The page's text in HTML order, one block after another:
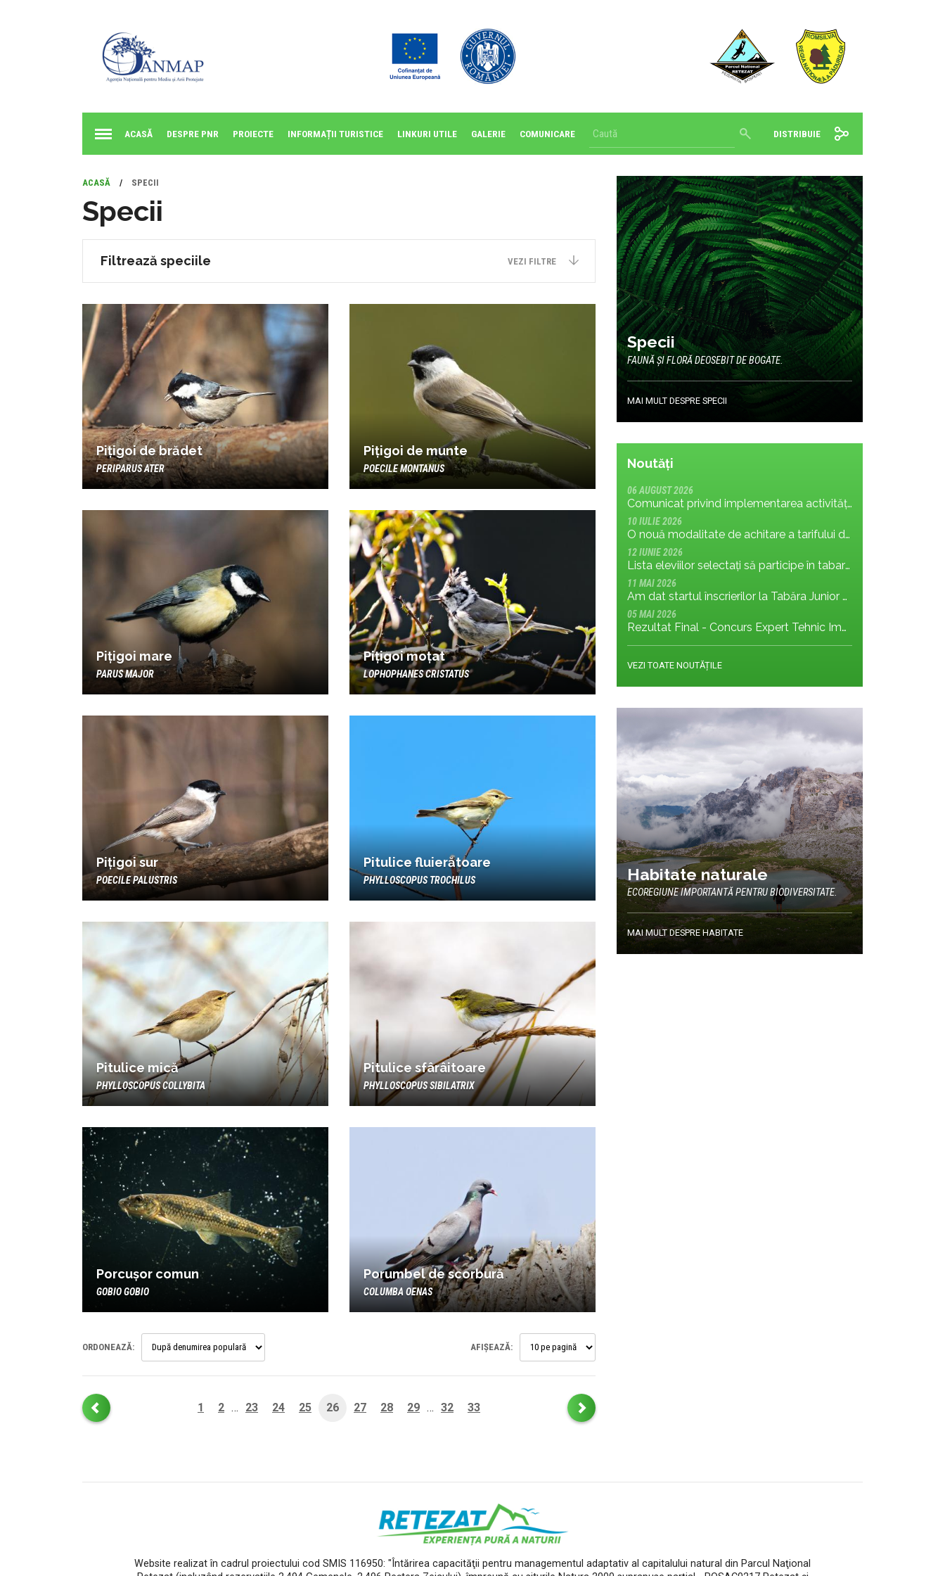
ACASĂ DESPRE PNR PROIECTE INFORMAȚII TURISTICE LINKURI UTILE GALERIE COMUNICARE DISTRIBUIE
ACASĂ / SPECII
Specii
Filtrează speciile VEZI FILTRE
Pițigoi de brădet
PERIPARUS ATER
Pițigoi de munte
POECILE MONTANUS
Pițigoi mare
PARUS MAJOR
Pițigoi moțat
LOPHOPHANES CRISTATUS
Pițigoi sur
POECILE PALUSTRIS
Pitulice fluierătoare
PHYLLOSCOPUS TROCHILUS
Pitulice mică
PHYLLOSCOPUS COLLYBITA
Pitulice sfârâitoare
PHYLLOSCOPUS SIBILATRIX
Porcușor comun
GOBIO GOBIO
Porumbel de scorbură
COLUMBA OENAS
ORDONEAZĂ: AFIȘEAZĂ:
1 2 … 23 24 25 26 27 28 29 … 32 33
Specii
FAUNĂ ȘI FLORĂ DEOSEBIT DE BOGATE.
MAI MULT DESPRE SPECII
Noutăți
06 AUGUST 2026
Comunicat privind implementarea activității: măsura MR.8.1.4 din planul de management; cu privire la tronsonul de drum cuprins între Baraj Gura Apelor și Cabana Rotunda
10 IULIE 2026
O nouă modalitate de achitare a tarifului de vizitare în Parcul Național Retezat
12 IUNIE 2026
Lista eleviilor selectați să participe în tabara Junior Ranger 2026
11 MAI 2026
Am dat startul înscrierilor la Tabăra Junior Ranger 2026 – Oameni conectați prin natură – tineri și comunități pentru viitorul Parcului Național Retezat
05 MAI 2026
Rezultat Final - Concurs Expert Tehnic Implementare 3 05.05.2026
VEZI TOATE NOUTĂȚILE
Habitate naturale
ECOREGIUNE IMPORTANTĂ PENTRU BIODIVERSITATE.
MAI MULT DESPRE HABITATE
Website realizat în cadrul proiectului cod SMIS 116950: "Întărirea capacităţii pentru managementul adaptativ al capitalului natural din Parcul Naţional